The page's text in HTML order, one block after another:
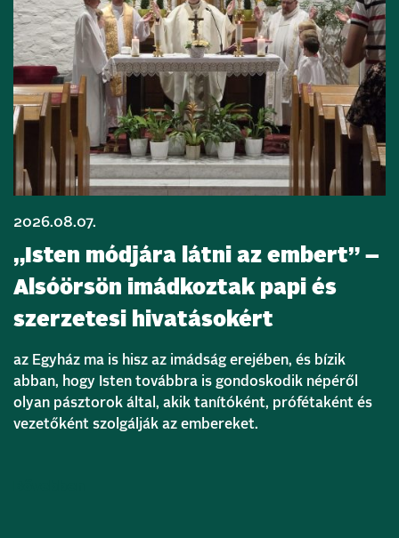
2026.08.07.
„Isten módjára látni az embert” –
Alsóörsön imádkoztak papi és
szerzetesi hivatásokért
az Egyház ma is hisz az imádság erejében, és bízik
abban, hogy Isten továbbra is gondoskodik népéről
olyan pásztorok által, akik tanítóként, prófétaként és
vezetőként szolgálják az embereket.